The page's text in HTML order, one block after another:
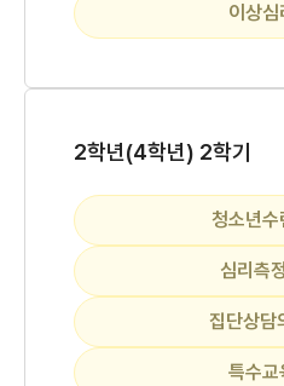
이상심
2학년(4학년) 2학기
청소년수
심리측
집단상담
특수교